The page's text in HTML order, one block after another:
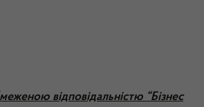
відповідальністю “Бізнес